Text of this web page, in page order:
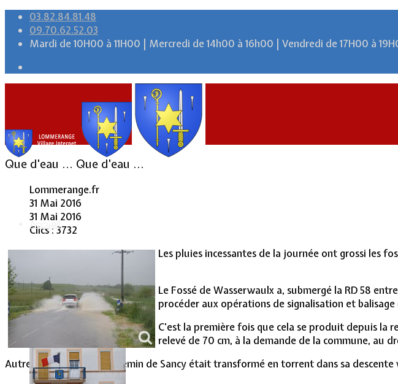
03.82.84.81.48
09.70.62.52.03
Mardi de 10H00 à 11H00 | Mercredi de 14h00 à 16h00 | Vendredi de 17H00 à
Accueil
Vie Municipale
Que d'eau ... Que d'eau ...
Lommerange.fr
31 Mai 2016
31 Mai 2016
Clics : 3732
Les pluies incessantes de la journée ont grossi les
Le Fossé de Wasserwaulx a, submergé la RD 58
procéder aux opérations de signalisation et balisage
C'est la première fois que cela se produit depuis la
relevé de 70 cm, à la demande de la commune, au
Autres phénomènes, le chemin de Sancy était transformé en torrent dans sa descente